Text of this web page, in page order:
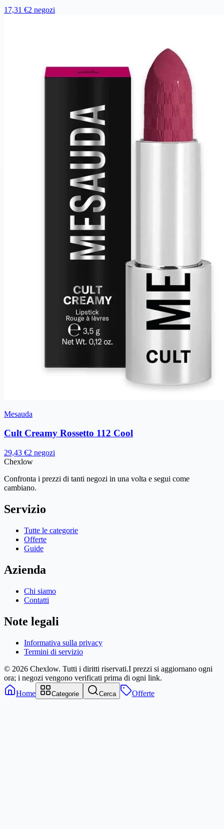
17,31 €2 negozi
Mesauda
Cult Creamy Rossetto 112 Cool
29,43 €2 negozi
Chexlow
Confronta i prezzi di tanti negozi in una volta e segui come
cambiano.
Servizio
Tutte le categorie
Offerte
Guide
Azienda
Chi siamo
Contatti
Note legali
Informativa sulla privacy
Termini di servizio
© 2026 Chexlow. Tutti i diritti riservati.I prezzi si aggiornano ogni
ora; i negozi vengono verificati prima di ogni link.
Home
Categorie Cerca Offerte